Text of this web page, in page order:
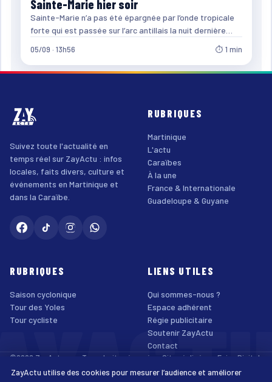
Sainte-Marie hier soir
Sainte-Marie n’a pas été épargnée par l’onde tropicale
forte qui est passée sur l’arc antillais la nuit dernière…
05/09 · 13h56 ⏱ 1 min
Suivez toute l'actualité en
temps réel sur ZayActu : infos
locales, faits divers, culture et
événements en Martinique et
dans la Caraïbe.
RUBRIQUES
Martinique
L'actu
Caraïbes
À la une
France & Internationale
Guadeloupe & Guyane
RUBRIQUES
Saison cyclonique
Tour des Yoles
Tour cycliste
LIENS UTILES
Qui sommes-nous ?
Espace adhérent
Régie publicitaire
Soutenir ZayActu
Contact
©2026 ZayActu.org. Tous droits réservés. · Site réalisé par Enjoy Digital
Agency
ZayActu utilise des cookies pour mesurer l’audience et améliorer